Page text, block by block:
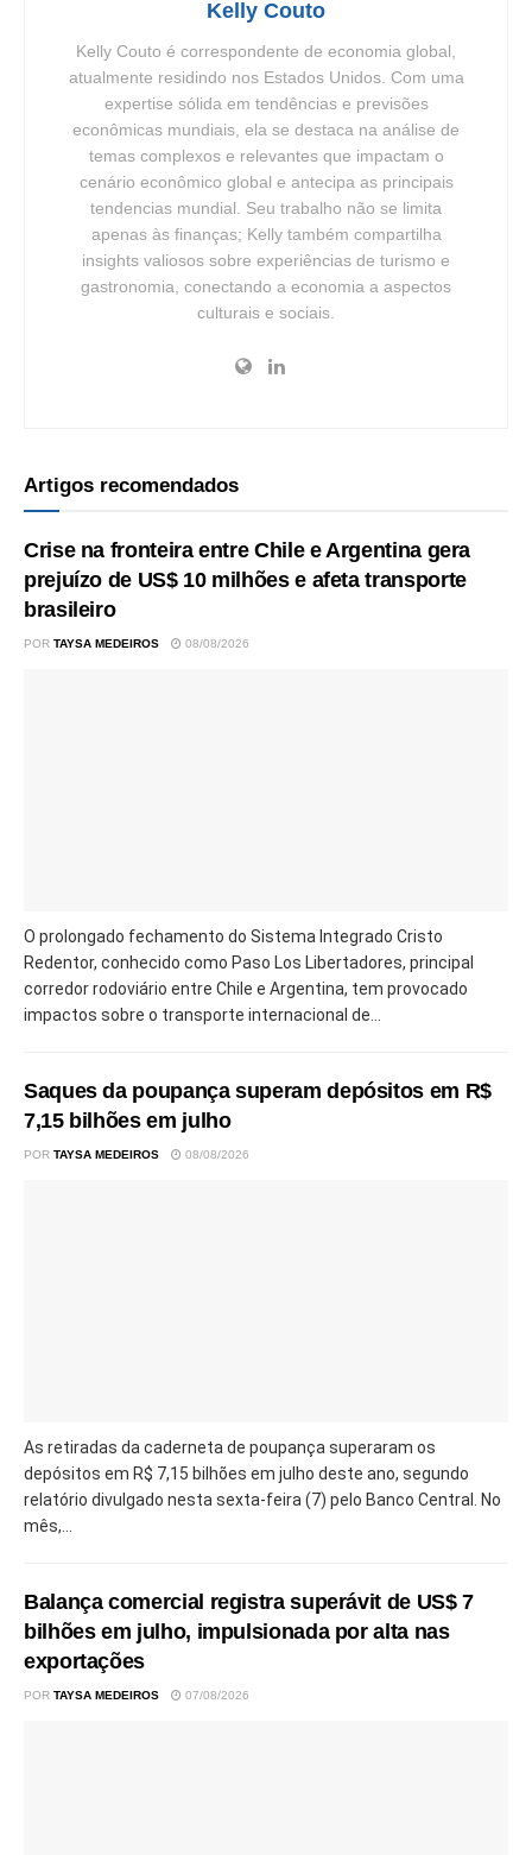
Kelly Couto
Kelly Couto é correspondente de economia global,
atualmente residindo nos Estados Unidos. Com uma
expertise sólida em tendências e previsões
econômicas mundiais, ela se destaca na análise de
temas complexos e relevantes que impactam o
cenário econômico global e antecipa as principais
tendencias mundial. Seu trabalho não se limita
apenas às finanças; Kelly também compartilha
insights valiosos sobre experiências de turismo e
gastronomia, conectando a economia a aspectos
culturais e sociais.
Artigos recomendados
Crise na fronteira entre Chile e Argentina gera
prejuízo de US$ 10 milhões e afeta transporte
brasileiro
POR TAYSA MEDEIROS 08/08/2026
O prolongado fechamento do Sistema Integrado Cristo
Redentor, conhecido como Paso Los Libertadores, principal
corredor rodoviário entre Chile e Argentina, tem provocado
impactos sobre o transporte internacional de...
Saques da poupança superam depósitos em R$
7,15 bilhões em julho
POR TAYSA MEDEIROS 08/08/2026
As retiradas da caderneta de poupança superaram os
depósitos em R$ 7,15 bilhões em julho deste ano, segundo
relatório divulgado nesta sexta-feira (7) pelo Banco Central. No
mês,...
Balança comercial registra superávit de US$ 7
bilhões em julho, impulsionada por alta nas
exportações
POR TAYSA MEDEIROS 07/08/2026